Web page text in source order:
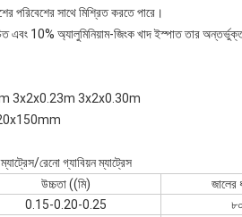
পরিবেশের সাথে মিশ্রিত করতে পারে।
এবং 10% অ্যালুমিনিয়াম-জিংক খাদ ইস্পাত তার
3x2x0.23m 3x2x0.30m
রেনো গ্যাবিয়ন ম্যাট্রেস
উচ্চতা ((মি)
জালের
0.15-0.20-0.25